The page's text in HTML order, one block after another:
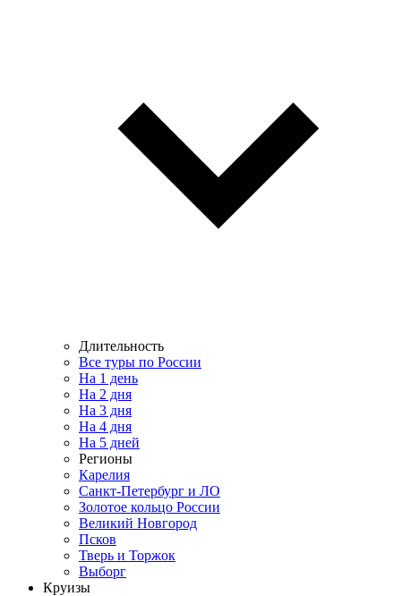
Длительность
Все туры по России
На 1 день
На 2 дня
На 3 дня
На 4 дня
На 5 дней
Регионы
Карелия
Санкт-Петербург и ЛО
Золотое кольцо России
Великий Новгород
Псков
Тверь и Торжок
Выборг
Круизы